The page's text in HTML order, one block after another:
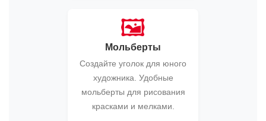
🖼️
Мольберты
Создайте уголок для юного
художника. Удобные
мольберты для рисования
красками и мелками.